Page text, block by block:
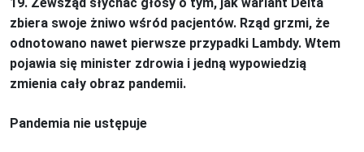
zbiera swoje żniwo wśród pacjentów. Rząd grzmi, że
odnotowano nawet pierwsze przypadki Lambdy. Wtem
pojawia się minister zdrowia i jedną wypowiedzią
zmienia cały obraz pandemii.
Pandemia nie ustępuje